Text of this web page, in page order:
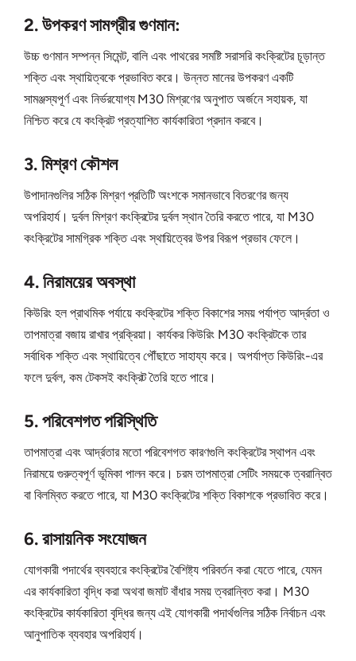
2. উপকরণ সামগ্রীর গুণমান:
উচ্চ গুণমান সম্পন্ন সিমেন্ট, বালি এবং পাথরের সমষ্টি সরাসরি কংক্রিটের চূড়ান্ত
শক্তি এবং স্থায়িত্বকে প্রভাবিত করে। উন্নত মানের উপকরণ একটি
সামঞ্জস্যপূর্ণ এবং নির্ভরযোগ্য M30 মিশ্রণের অনুপাত অর্জনে সহায়ক, যা
নিশ্চিত করে যে কংক্রিট প্রত্যাশিত কার্যকারিতা প্রদান করবে।
3. মিশ্রণ কৌশল
উপাদানগুলির সঠিক মিশ্রণ প্রতিটি অংশকে সমানভাবে বিতরণের জন্য
অপরিহার্য। দুর্বল মিশ্রণ কংক্রিটের দুর্বল স্থান তৈরি করতে পারে, যা M30
কংক্রিটের সামগ্রিক শক্তি এবং স্থায়িত্বের উপর বিরূপ প্রভাব ফেলে।
4. নিরাময়ের অবস্থা
কিউরিং হল প্রাথমিক পর্যায়ে কংক্রিটের শক্তি বিকাশের সময় পর্যাপ্ত আর্দ্রতা ও
তাপমাত্রা বজায় রাখার প্রক্রিয়া। কার্যকর কিউরিং M30 কংক্রিটকে তার
সর্বাধিক শক্তি এবং স্থায়িত্বে পৌঁছাতে সাহায্য করে। অপর্যাপ্ত কিউরিং-এর
ফলে দুর্বল, কম টেকসই কংক্রিট তৈরি হতে পারে।
5. পরিবেশগত পরিস্থিতি
তাপমাত্রা এবং আর্দ্রতার মতো পরিবেশগত কারণগুলি কংক্রিটের স্থাপন এবং
নিরাময়ে গুরুত্বপূর্ণ ভূমিকা পালন করে। চরম তাপমাত্রা সেটিং সময়কে ত্বরান্বিত
বা বিলম্বিত করতে পারে, যা M30 কংক্রিটের শক্তি বিকাশকে প্রভাবিত করে।
6. রাসায়নিক সংযোজন
যোগকারী পদার্থের ব্যবহারে কংক্রিটের বৈশিষ্ট্য পরিবর্তন করা যেতে পারে, যেমন
এর কার্যকারিতা বৃদ্ধি করা অথবা জমাট বাঁধার সময় ত্বরান্বিত করা। M30
কংক্রিটের কার্যকারিতা বৃদ্ধির জন্য এই যোগকারী পদার্থগুলির সঠিক নির্বাচন এবং
আনুপাতিক ব্যবহার অপরিহার্য।